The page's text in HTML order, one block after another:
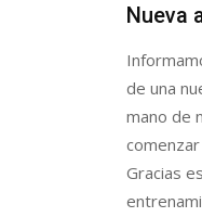
Nueva
de una
mano de
Gracias